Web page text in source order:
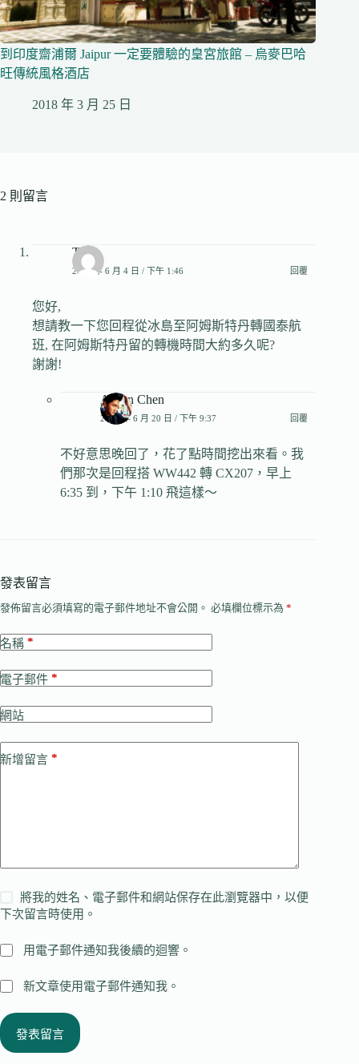
到印度齋浦爾 Jaipur 一定要體驗的皇宮旅館 – 烏麥巴哈
旺傳統風格酒店
2018 年 3 月 25 日
2 則留言
Tim
2017 年 6 月 4 日 / 下午 1:46 回覆
您好,
想請教一下您回程從冰島至阿姆斯特丹轉國泰航
班, 在阿姆斯特丹留的轉機時間大約多久呢?
謝謝!
Anson Chen
2017 年 6 月 20 日 / 下午 9:37 回覆
不好意思晚回了，花了點時間挖出來看。我
們那次是回程搭 WW442 轉 CX207，早上
6:35 到，下午 1:10 飛這樣～
發表留言
發佈留言必須填寫的電子郵件地址不會公開。 必填欄位標示為 *
名稱 *
電子郵件 *
網站
新增留言 *
將我的姓名、電子郵件和網站保存在此瀏覽器中，以便
下次留言時使用。
用電子郵件通知我後續的迴響。
新文章使用電子郵件通知我。
發表留言